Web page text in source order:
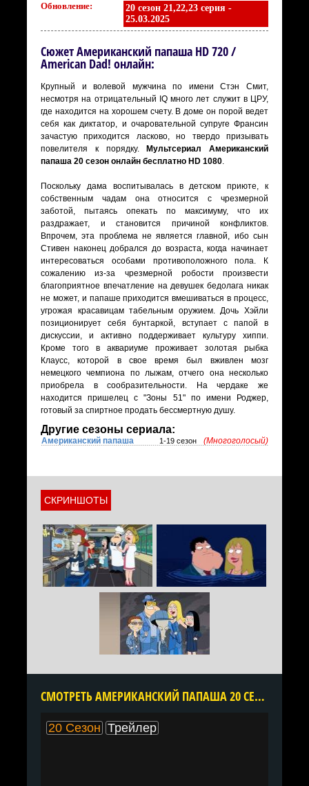
Обновление:
20 сезон 21,22,23 серия -
25.03.2025
Сюжет Американский папаша HD 720 /
American Dad! онлайн:
Крупный и волевой мужчина по имени Стэн Смит,
несмотря на отрицательный IQ много лет служит в ЦРУ,
где находится на хорошем счету. В доме он порой ведет
себя как диктатор, и очаровательной супруге Франсин
зачастую приходится ласково, но твердо призывать
повелителя к порядку.
Мультсериал Американский
папаша 20 сезон онлайн бесплатно HD 1080.
Поскольку дама воспитывалась в детском приюте, к
собственным чадам она относится с чрезмерной
заботой, пытаясь опекать по максимуму, что их
раздражает, и становится причиной конфликтов.
Впрочем, эта проблема не является главной, ибо сын
Стивен наконец добрался до возраста, когда начинает
интересоваться особами противоположного пола. К
сожалению из-за чрезмерной робости произвести
благоприятное впечатление на девушек бедолага никак
не может, и папаше приходится вмешиваться в процесс,
угрожая красавицам табельным оружием. Дочь Хэйли
позиционирует себя бунтаркой, вступает с папой в
дискуссии, и активно поддерживает культуру хиппи.
Кроме того в аквариуме проживает золотая рыбка
Клаусс, которой в свое время был вживлен мозг
немецкого чемпиона по лыжам, отчего она несколько
приобрела в сообразительности. На чердаке же
находится пришелец с "Зоны 51" по имени Роджер,
готовый за спиртное продать бессмертную душу.
Другие сезоны сериала:
Американский папаша 1-19 сезон (Многоголосый)
СКРИНШОТЫ
CМОТРЕТЬ АМЕРИКАНСКИЙ ПАПАША 20 СЕЗОН ОНЛАЙН В ХОРОШЕМ КАЧЕСТВЕ ВСЕ СЕРИИ ПОДРЯД БЕСПЛАТНО
20 Сезон Трейлер